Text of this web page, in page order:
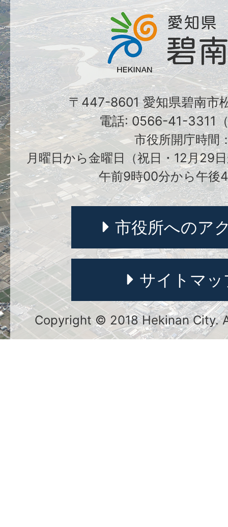
〒447-8601 愛知県碧南市
電話: 0566-41-3311
市役所開庁時間
月曜日から金曜日（祝日・12月29
午前9時00分から午後
市役所へのア
サイトマッ
Copyright © 2018 Hekinan City.